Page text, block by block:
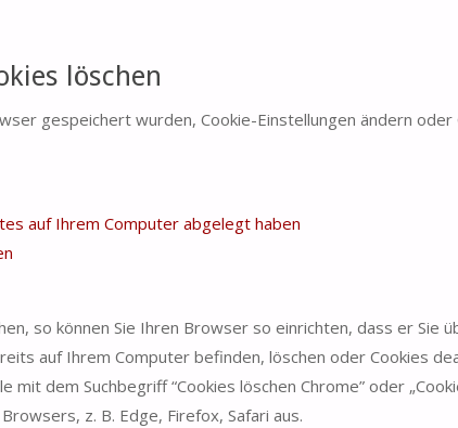
löschen
gespeichert wurden, Cookie-Einstellungen ändern
auf Ihrem Computer abgelegt haben
so können Sie Ihren Browser so einrichten, dass er Sie
auf Ihrem Computer befinden, löschen oder Cookies
mit dem Suchbegriff “Cookies löschen Chrome” oder
z. B. Edge, Firefox, Safari aus.